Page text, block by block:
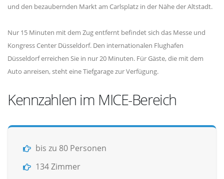
und den bezaubernden Markt am Carlsplatz in der Nähe der Altstadt.
Nur 15 Minuten mit dem Zug entfernt befindet sich das Messe und
Kongress Center Düsseldorf. Den internationalen Flughafen
Düsseldorf erreichen Sie in nur 20 Minuten. Für Gäste, die mit dem
Auto anreisen, steht eine Tiefgarage zur Verfügung.
Kennzahlen im MICE-Bereich
bis zu 80 Personen
134 Zimmer